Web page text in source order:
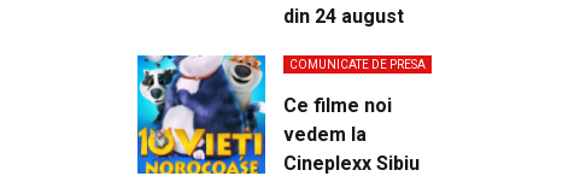
din 24 august
COMUNICATE DE PRESA
Ce filme noi
vedem la
Cineplexx Sibiu